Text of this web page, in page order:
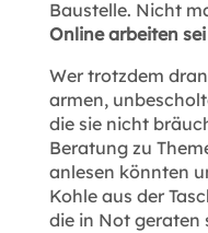
Baustelle. Nicht
Online arbeiten
Wer trotzdem
armen,
die sie nicht
Beratung zu
anlesen könnten
Kohle aus der
die in Not geraten